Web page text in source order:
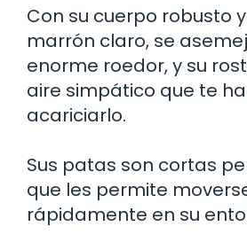
Con su cuerpo robusto
marrón claro, se
enorme roedor, y su
aire simpático que te
acariciarlo.
Sus patas son cortas
que les permite
rápidamente en su